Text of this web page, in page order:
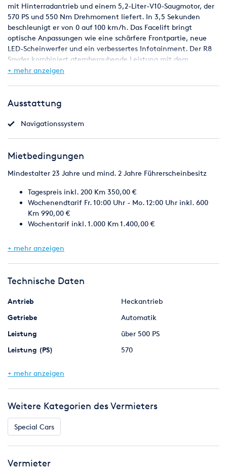
mit Hinterradantrieb und einem 5,2-Liter-V10-Saugmotor, der
570 PS und 550 Nm Drehmoment liefert. In 3,5 Sekunden
beschleunigt er von 0 auf 100 km/h. Das Facelift bringt
optische Anpassungen wie eine schärfere Frontpartie, neue
LED-Scheinwerfer und ein verbessertes Infotainment. Der R8
Spyder kombiniert atemberaubende Leistung mit dem
Fahrgefühl eines offenen Fahrzeugs und bietet gleichzeitig
+ mehr anzeigen
Ausstattung
Navigationssystem
Mietbedingungen
Mindestalter 23 Jahre und mind. 2 Jahre Führerscheinbesitz
Tagespreis inkl. 200 Km 350,00 €
Wochenendtarif Fr. 10:00 Uhr - Mo. 12:00 Uhr inkl. 600
Km 990,00 €
Wochentarif inkl. 1.000 Km 1.400,00 €
Das Fahrzeug darf nicht auf der Rennstrecke bewegt
geben Sie uns bitte bei Anfrage bescheid, da nicht jedes Land
genehmigt werden kann.
AGBs finden Sie auf unserer Homepage.
Ihr Team Golden Cars
+ mehr anzeigen
Technische Daten
Antrieb
Heckantrieb
Getriebe
Automatik
Leistung
über 500 PS
Leistung (PS)
570
+ mehr anzeigen
Weitere Kategorien des Vermieters
Special Cars
Vermieter